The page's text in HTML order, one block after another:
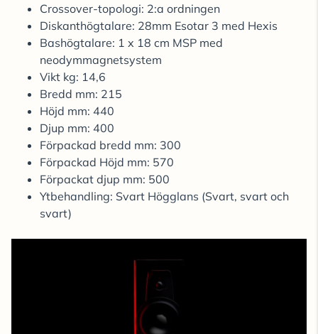
Crossover-topologi: 2:a ordningen
Diskanthögtalare: 28mm Esotar 3 med Hexis
Bashögtalare: 1 x 18 cm MSP med
neodymmagnetsystem
Vikt kg: 14,6
Bredd mm: 215
Höjd mm: 440
Djup mm: 400
Förpackad bredd mm: 300
Förpackad Höjd mm: 570
Förpackat djup mm: 500
Ytbehandling: Svart Högglans (Svart, svart och
svart)